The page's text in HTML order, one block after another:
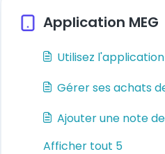
Application MEG
Utilisez
Gérer ses achats
Ajouter une note
Afficher tout 5